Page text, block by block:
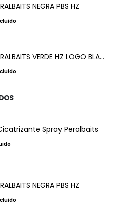
NEGRA PBS HZ
SUDADERA PERALBAITS VERDE HZ LOGO BLANCO
Spray Peralbaits
NEGRA PBS HZ